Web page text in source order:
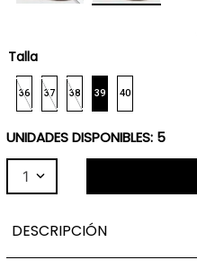
Talla
36 37 38 39 40
UNIDADES DISPONIBLES: 5
1
DESCRIPCIÓN